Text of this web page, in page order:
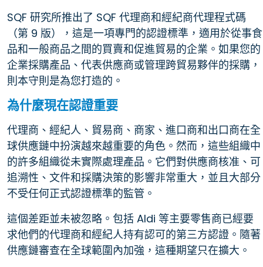
SQF 研究所推出了 SQF 代理商和經紀商代理程式碼
（第 9 版），這是一項專門的認證標準，適用於從事食
品和一般商品之間的買賣和促進貿易的企業。如果您的
企業採購產品、代表供應商或管理跨貿易夥伴的採購，
則本守則是為您打造的。
為什麼現在認證重要
代理商、經紀人、貿易商、商家、進口商和出口商在全
球供應鏈中扮演越來越重要的角色。然而，這些組織中
的許多組織從未實際處理產品。它們對供應商核准、可
追溯性、文件和採購決策的影響非常重大，並且大部分
不受任何正式認證標準的監管。
這個差距並未被忽略。包括 Aldi 等主要零售商已經要
求他們的代理商和經紀人持有認可的第三方認證。隨著
供應鏈審查在全球範圍內加強，這種期望只在擴大。